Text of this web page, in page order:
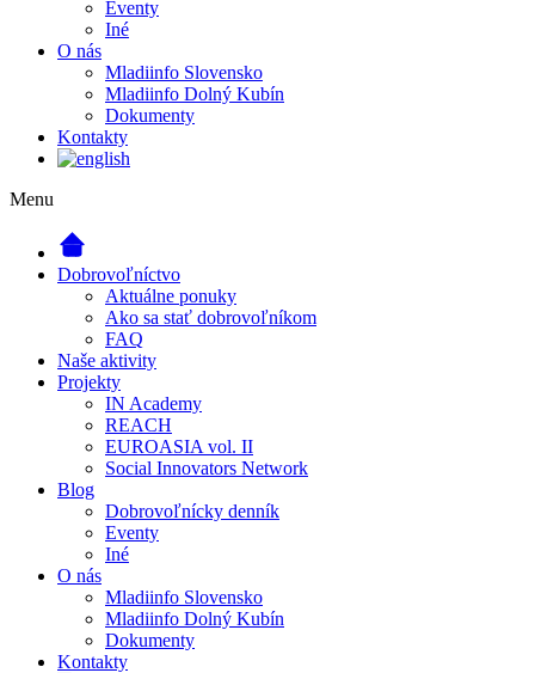
Eventy
Iné
O nás
Mladiinfo Slovensko
Mladiinfo Dolný Kubín
Dokumenty
Kontakty
Menu
Dobrovoľníctvo
Aktuálne ponuky
Ako sa stať dobrovoľníkom
FAQ
Naše aktivity
Projekty
IN Academy
REACH
EUROASIA vol. II
Social Innovators Network
Blog
Dobrovoľnícky denník
Eventy
Iné
O nás
Mladiinfo Slovensko
Mladiinfo Dolný Kubín
Dokumenty
Kontakty